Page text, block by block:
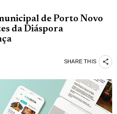
de Porto Novo
da Diáspora
SHARE THIS